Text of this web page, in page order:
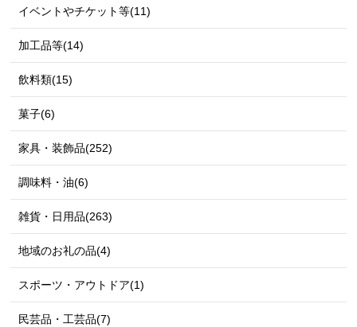
イベントやチケット等(11)
加工品等(14)
飲料類(15)
菓子(6)
家具・装飾品(252)
調味料・油(6)
雑貨・日用品(263)
地域のお礼の品(4)
スポーツ・アウトドア(1)
民芸品・工芸品(7)